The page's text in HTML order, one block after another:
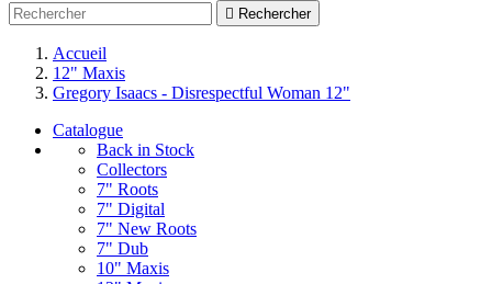
 Rechercher
Accueil
12" Maxis
Gregory Isaacs - Disrespectful Woman 12"
Catalogue
Back in Stock
Collectors
7" Roots
7" Digital
7" New Roots
7" Dub
10" Maxis